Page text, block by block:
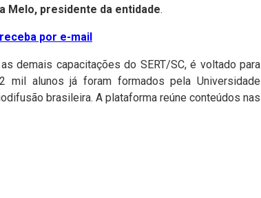
Melo, presidente da entidade.
por e-mail
demais capacitações do SERT/SC, é voltado para
alunos já foram formados pela Universidade
brasileira. A plataforma reúne conteúdos nas